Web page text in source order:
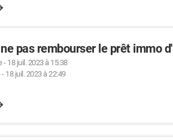
pas rembourser le prêt immo
- 18 juil. 2023 à 15:38
- 18 juil. 2023 à 22:49